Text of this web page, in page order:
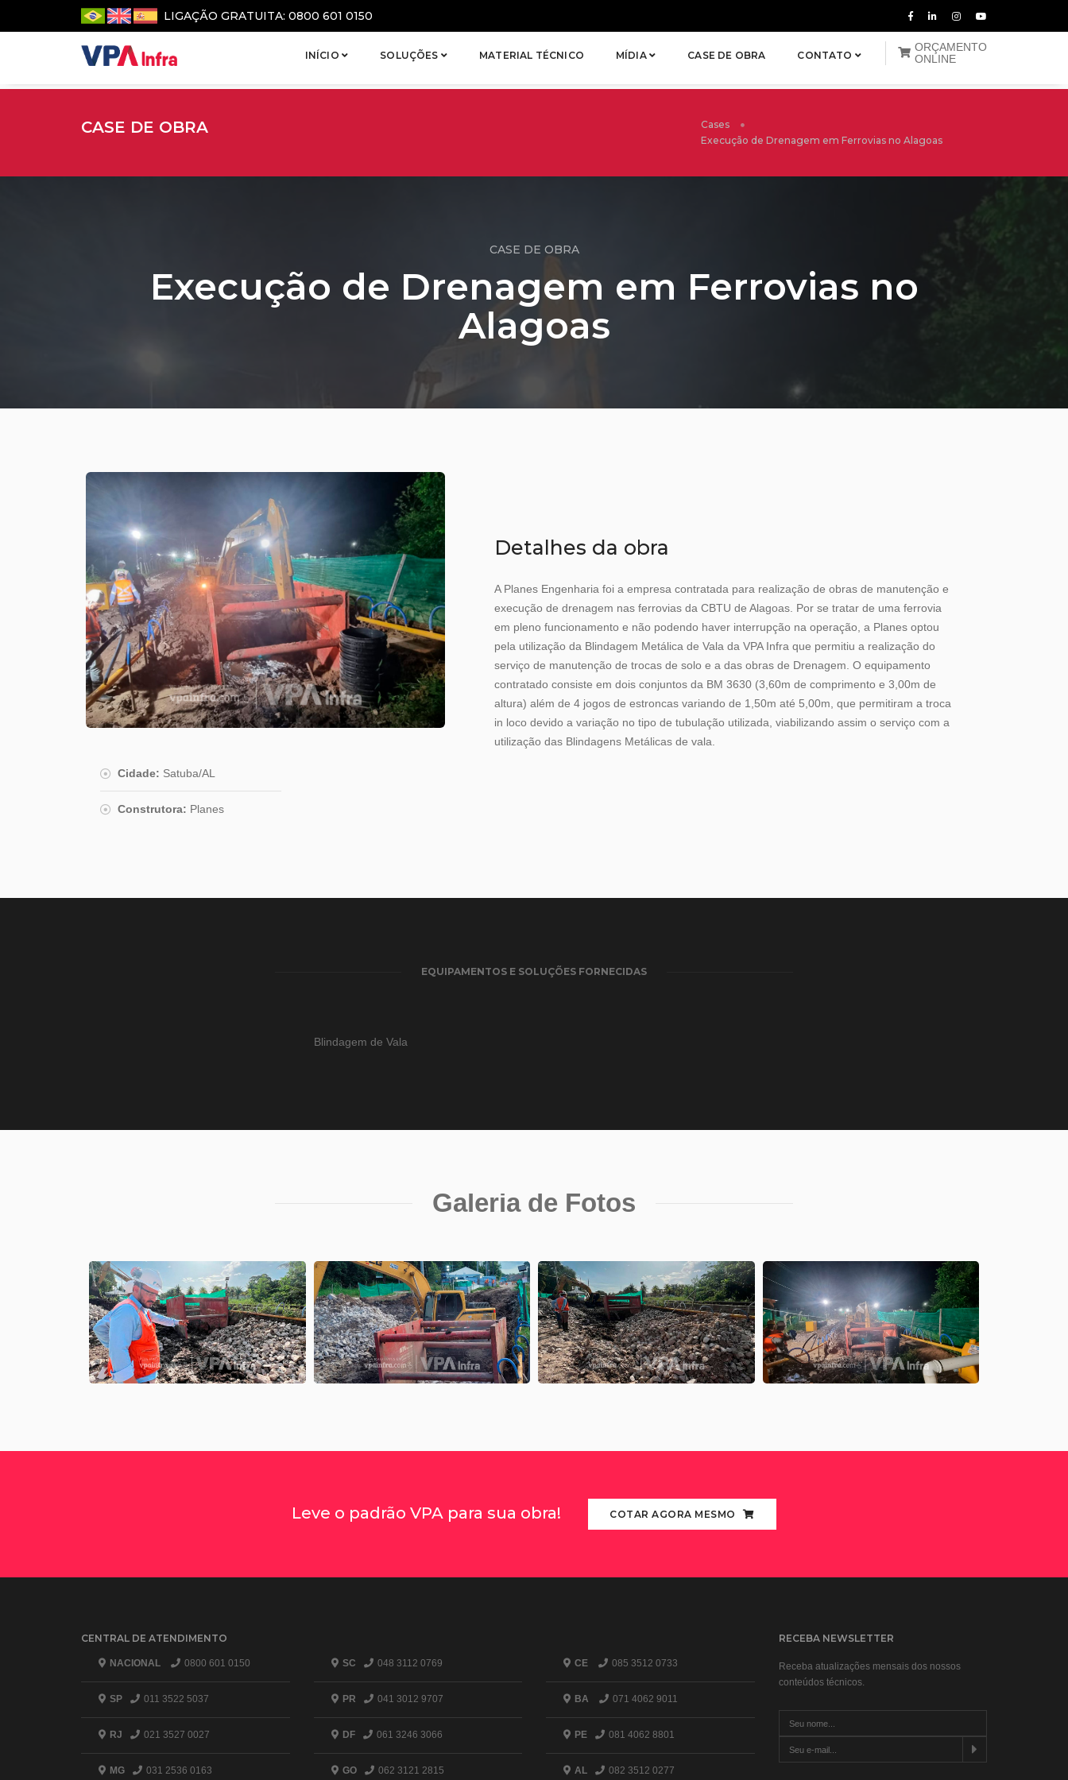
LIGAÇÃO GRATUITA: 0800 601 0150
INÍCIO SOLUÇÕES MATERIAL TÉCNICO MÍDIA CASE DE OBRA CONTATO
ORÇAMENTO
ONLINE
CASE DE OBRA
Cases
Execução de Drenagem em Ferrovias no Alagoas
CASE DE OBRA
Execução de Drenagem em Ferrovias no
Alagoas
Cidade: Satuba/AL
Construtora: Planes
Detalhes da obra
A Planes Engenharia foi a empresa contratada para realização de obras de manutenção e
execução de drenagem nas ferrovias da CBTU de Alagoas. Por se tratar de uma ferrovia
em pleno funcionamento e não podendo haver interrupção na operação, a Planes optou
pela utilização da Blindagem Metálica de Vala da VPA Infra que permitiu a realização do
serviço de manutenção de trocas de solo e a das obras de Drenagem. O equipamento
contratado consiste em dois conjuntos da BM 3630 (3,60m de comprimento e 3,00m de
altura) além de 4 jogos de estroncas variando de 1,50m até 5,00m, que permitiram a troca
in loco devido a variação no tipo de tubulação utilizada, viabilizando assim o serviço com a
utilização das Blindagens Metálicas de vala.
EQUIPAMENTOS E SOLUÇÕES FORNECIDAS
Blindagem de Vala
Galeria de Fotos
Leve o padrão VPA para sua obra! COTAR AGORA MESMO
CENTRAL DE ATENDIMENTO
NACIONAL 0800 601 0150
SP 011 3522 5037
RJ 021 3527 0027
MG 031 2536 0163
SC 048 3112 0769
PR 041 3012 9707
DF 061 3246 3066
GO 062 3121 2815
CE 085 3512 0733
BA 071 4062 9011
PE 081 4062 8801
AL 082 3512 0277
RECEBA NEWSLETTER
Receba atualizações mensais dos nossos
conteúdos técnicos.